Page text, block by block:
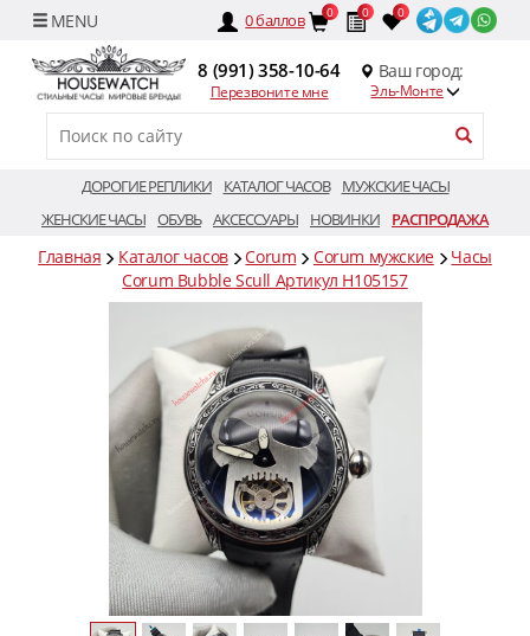
0баллов 0 0 0
8 (991) 358-10-64
Перезвоните мне
Ваш город:
Эль-Монте
ДОРОГИЕ РЕПЛИКИ КАТАЛОГ ЧАСОВ
МУЖСКИЕ ЧАСЫ
ЖЕНСКИЕ ЧАСЫ ОБУВЬ АКСЕССУАРЫ НОВИНКИ РАСПРОДАЖА
Главная Каталог часов Corum Corum мужские
Часы
Corum Bubble Scull Артикул H105157